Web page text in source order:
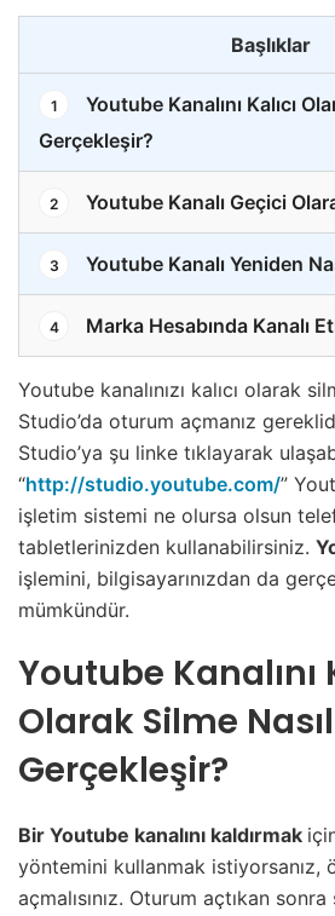
Başlıklar
1
Youtube Kanalını Kalıcı
Gerçekleşir?
2 Youtube Kanalı Geçici
3 Youtube Kanalı Yeniden
4 Marka Hesabında Kanalı
Youtube kanalınızı kalıcı olarak
Studio’da oturum açmanız
Studio’ya şu linke tıklayarak
“http://studio.youtube.com/”
işletim sistemi ne olursa olsun
tabletlerinizden kullanabilirsiniz.
işlemini, bilgisayarınızdan da
mümkündür.
Youtube Kanalını
Olarak Silme Nasıl
Gerçekleşir?
Bir Youtube kanalını kaldırmak
yöntemini kullanmak istiyorsanız,
açmalısınız. Oturum açtıkan